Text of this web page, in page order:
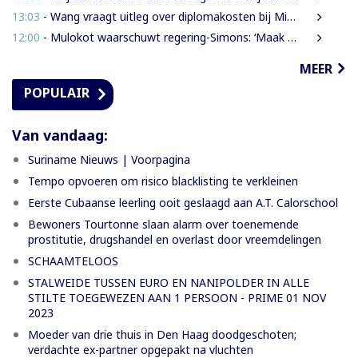
13:03 - Wang vraagt uitleg over diplomakosten bij Miranda Lyceum
12:00 - Mulokot waarschuwt regering-Simons: ‘Maak van 5-kilometerwet geen uitstel van echte grondenrechten’
MEER
POPULAIR
Van vandaag:
Suriname Nieuws | Voorpagina
Tempo opvoeren om risico blacklisting te verkleinen
Eerste Cubaanse leerling ooit geslaagd aan A.T. Calorschool
Bewoners Tourtonne slaan alarm over toenemende
prostitutie, drugshandel en overlast door vreemdelingen
SCHAAMTELOOS
STALWEIDE TUSSEN EURO EN NANIPOLDER IN ALLE
STILTE TOEGEWEZEN AAN 1 PERSOON - PRIME 01 NOV
2023
Moeder van drie thuis in Den Haag doodgeschoten;
verdachte ex-partner opgepakt na vluchten